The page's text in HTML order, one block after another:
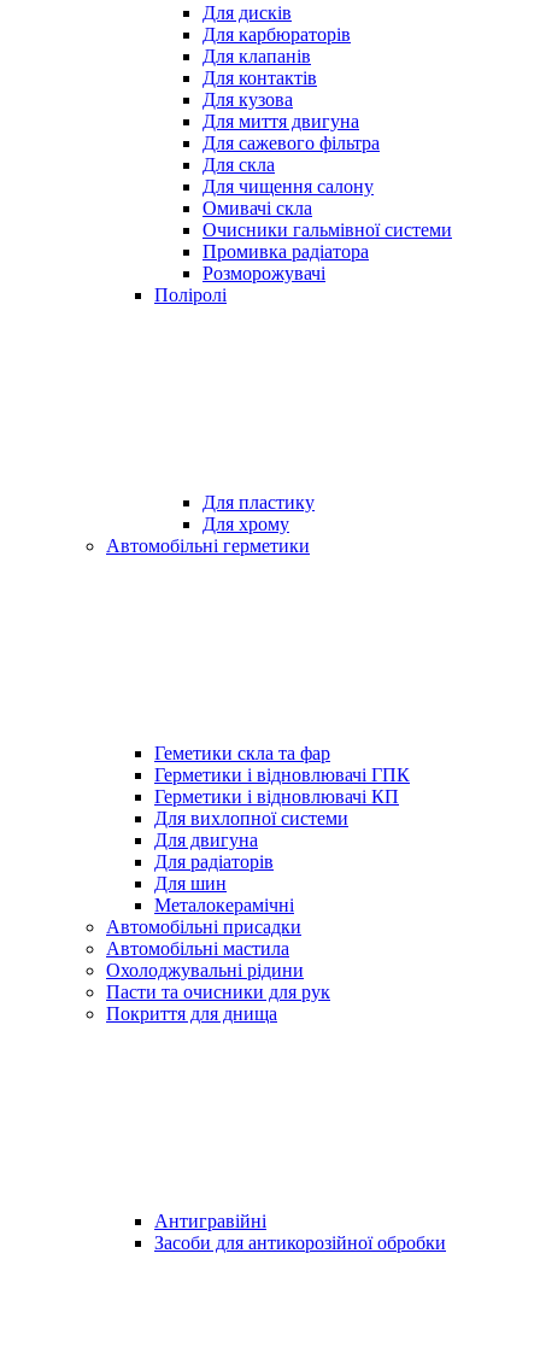
Для дисків
Для карбюраторів
Для клапанів
Для контактів
Для кузова
Для миття двигуна
Для сажевого фільтра
Для скла
Для чищення салону
Омивачі скла
Очисники гальмівної системи
Промивка радіатора
Розморожувачі
Поліролі
Для пластику
Для хрому
Автомобільні герметики
Геметики скла та фар
Герметики і відновлювачі ГПК
Герметики і відновлювачі КП
Для вихлопної системи
Для двигуна
Для радіаторів
Для шин
Металокерамічні
Автомобільні присадки
Автомобільні мастила
Охолоджувальні рідини
Пасти та очисники для рук
Покриття для днища
Антигравійні
Засоби для антикорозійної обробки